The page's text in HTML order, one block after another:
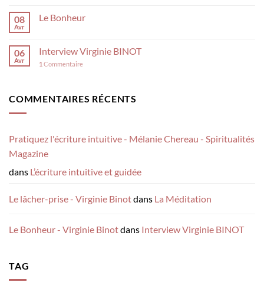
08
Avr
Le Bonheur
06
Avr
Interview Virginie BINOT
1 Commentaire
COMMENTAIRES RÉCENTS
Pratiquez l'écriture intuitive - Mélanie Chereau - Spiritualités
Magazine
dans L’écriture intuitive et guidée
Le lâcher-prise - Virginie Binotdans La Méditation
Le Bonheur - Virginie Binotdans Interview Virginie BINOT
TAG